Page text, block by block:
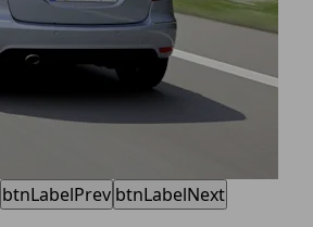
btnLabelPrev btnLabelNext